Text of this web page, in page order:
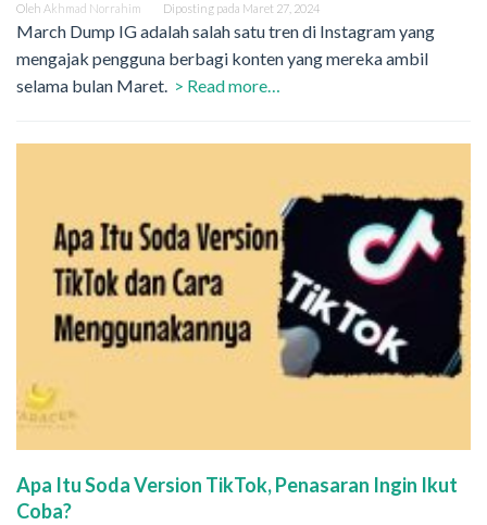
Oleh Akhmad Norrahim Diposting pada Maret 27, 2024
March Dump IG adalah salah satu tren di Instagram yang
mengajak pengguna berbagi konten yang mereka ambil
selama bulan Maret. > Read more…
Apa Itu Soda Version TikTok, Penasaran Ingin Ikut
Coba?